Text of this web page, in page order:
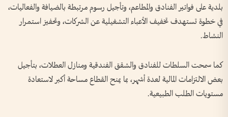
بلدية على فواتير الفنادق والمطاعم، وتأجيل رسوم مرتبطة بالضيافة والفعاليات،
في خطوة تستهدف تخفيف الأعباء التشغيلية عن الشركات، وتحفيز استمرار
النشاط.
كما سمحت السلطات للفنادق والشقق الفندقية ومنازل العطلات، بتأجيل
بعض الالتزامات المالية لعدة أشهر، بما يمنح القطاع مساحة أكبر لاستعادة
مستويات الطلب الطبيعية.